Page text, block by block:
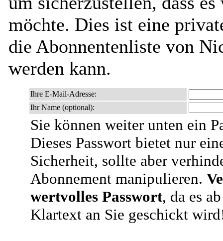
möchte. Dies ist eine
die Abonnentenliste von
werden kann.
Ihre E-Mail-Adresse:
Ihr Name (optional):
Sie können weiter unten ein
Dieses Passwort bietet nur
Sicherheit, sollte aber
Abonnement manipulieren.
wertvolles Passwort, da es
Klartext an Sie geschickt